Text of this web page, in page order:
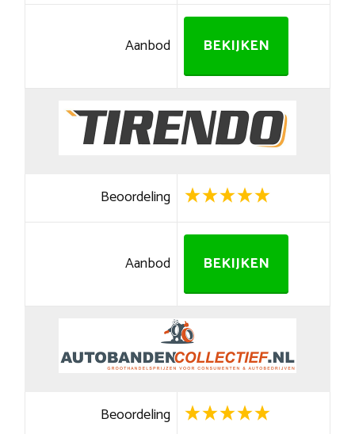
Aanbod BEKIJKEN
Beoordeling
Aanbod BEKIJKEN
Beoordeling